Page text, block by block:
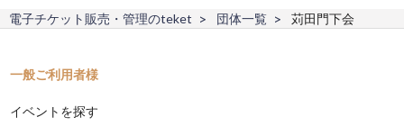
電子チケット販売・管理のteket 団体一覧 苅田門下会
一般ご利用者様
イベントを探す